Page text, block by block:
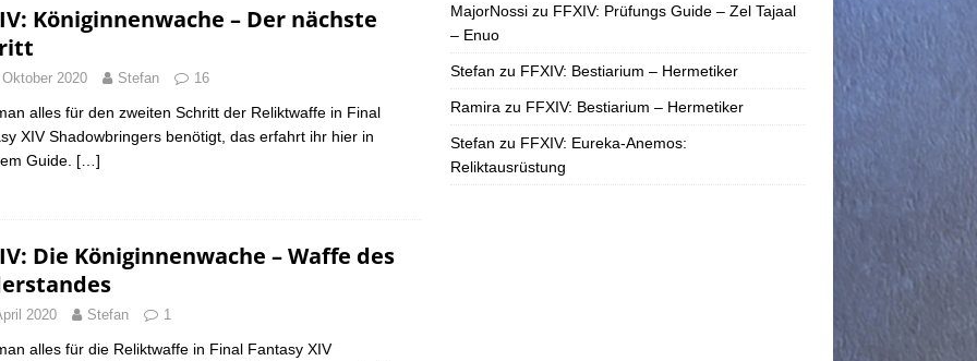
Königinnenwache – Der nächste
2020 Stefan 16
alles für den zweiten Schritt der Reliktwaffe in Final
XIV Shadowbringers benötigt, das erfahrt ihr hier in
Guide. […]
Die Königinnenwache – Waffe des
2020 Stefan 1
alles für die Reliktwaffe in Final Fantasy XIV
MajorNossizu FFXIV: Prüfungs Guide – Zel Tajaal
– Enuo
Stefan zu FFXIV: Bestiarium – Hermetiker
Ramira zu FFXIV: Bestiarium – Hermetiker
Stefan zu FFXIV: Eureka-Anemos:
Reliktausrüstung